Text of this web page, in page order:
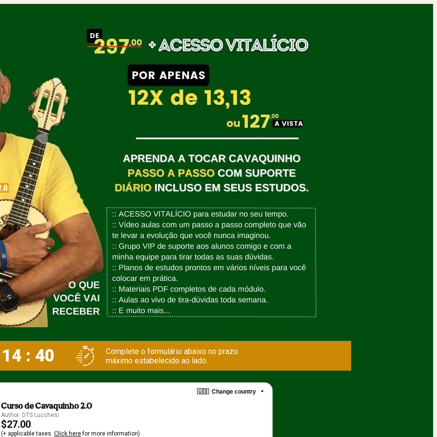
: 39
Complete o formulário abaixo no prazo
máximo estabelecido ao lado.
🇺🇸 Change country
Curso de Cavaquinho 2.0
Author: DTS Lucchesi
$27.00
(+ applicable taxes. Click herefor more information)